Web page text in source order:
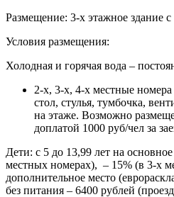
Размещение: 3-х этажное здание
Условия размещения:
Холодная и горячая вода –
2-х, 3-х, 4-х местные
стол, стулья, тумбочка,
на этаже. Возможно
доплатой 1000 руб/чел за
Дети: с 5 до 13,99 лет на
местных номерах), – 15% (в 3-х
дополнительное место
без питания – 6400 рублей